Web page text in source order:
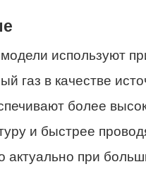
используют
газ в качестве
более
и быстрее
актуально при